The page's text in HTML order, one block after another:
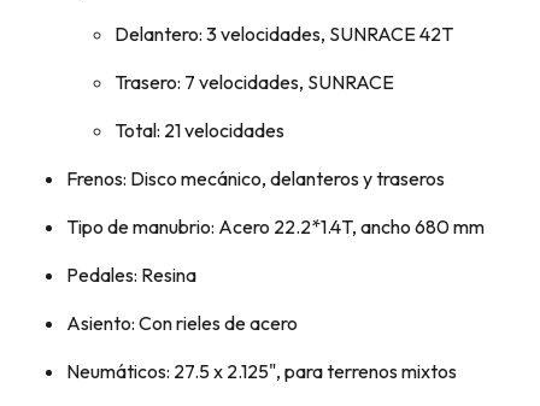
Delantero: 3 velocidades, SUNRACE 42T
Trasero: 7 velocidades, SUNRACE
Total: 21 velocidades
Frenos: Disco mecánico, delanteros y traseros
Tipo de manubrio: Acero 22.2*1.4T, ancho 680 mm
Pedales: Resina
Asiento: Con rieles de acero
Neumáticos: 27.5 x 2.125", para terrenos mixtos